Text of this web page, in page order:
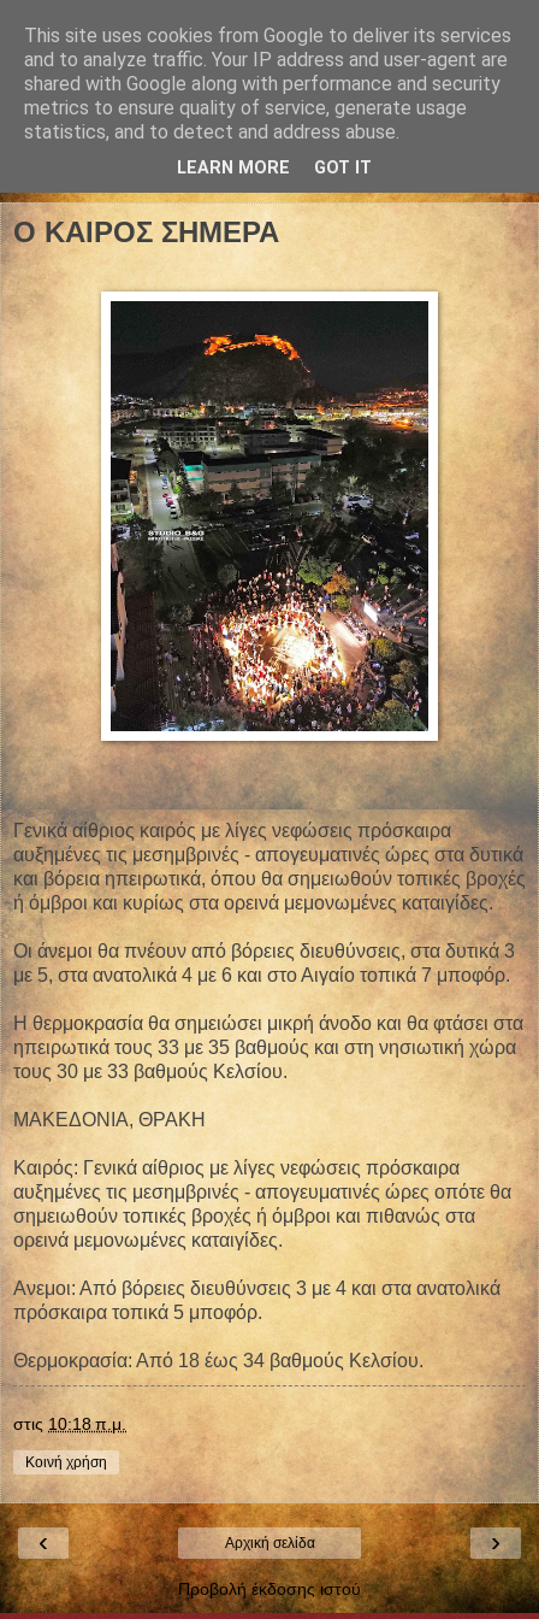
Ο ΚΑΙΡΟΣ ΣΗΜΕΡΑ
Γενικά αίθριος καιρός με λίγες νεφώσεις πρόσκαιρα
αυξημένες τις μεσημβρινές - απογευματινές ώρες στα δυτικά
και βόρεια ηπειρωτικά, όπου θα σημειωθούν τοπικές βροχές
ή όμβροι και κυρίως στα ορεινά μεμονωμένες καταιγίδες.
Οι άνεμοι θα πνέουν από βόρειες διευθύνσεις, στα δυτικά 3
με 5, στα ανατολικά 4 με 6 και στο Αιγαίο τοπικά 7 μποφόρ.
Η θερμοκρασία θα σημειώσει μικρή άνοδο και θα φτάσει στα
ηπειρωτικά τους 33 με 35 βαθμούς και στη νησιωτική χώρα
τους 30 με 33 βαθμούς Κελσίου.
ΜΑΚΕΔΟΝΙΑ, ΘΡΑΚΗ
Καιρός: Γενικά αίθριος με λίγες νεφώσεις πρόσκαιρα
αυξημένες τις μεσημβρινές - απογευματινές ώρες οπότε θα
σημειωθούν τοπικές βροχές ή όμβροι και πιθανώς στα
ορεινά μεμονωμένες καταιγίδες.
Ανεμοι: Από βόρειες διευθύνσεις 3 με 4 και στα ανατολικά
πρόσκαιρα τοπικά 5 μποφόρ.
Θερμοκρασία: Από 18 έως 34 βαθμούς Κελσίου.
στις 10:18 π.μ.
Κοινή χρήση
‹ ›
Αρχική σελίδα
Προβολή έκδοσης ιστού
This site uses cookies from Google to deliver its services
and to analyze traffic. Your IP address and user-agent are
shared with Google along with performance and security
metrics to ensure quality of service, generate usage
statistics, and to detect and address abuse.
LEARN MORE GOT IT